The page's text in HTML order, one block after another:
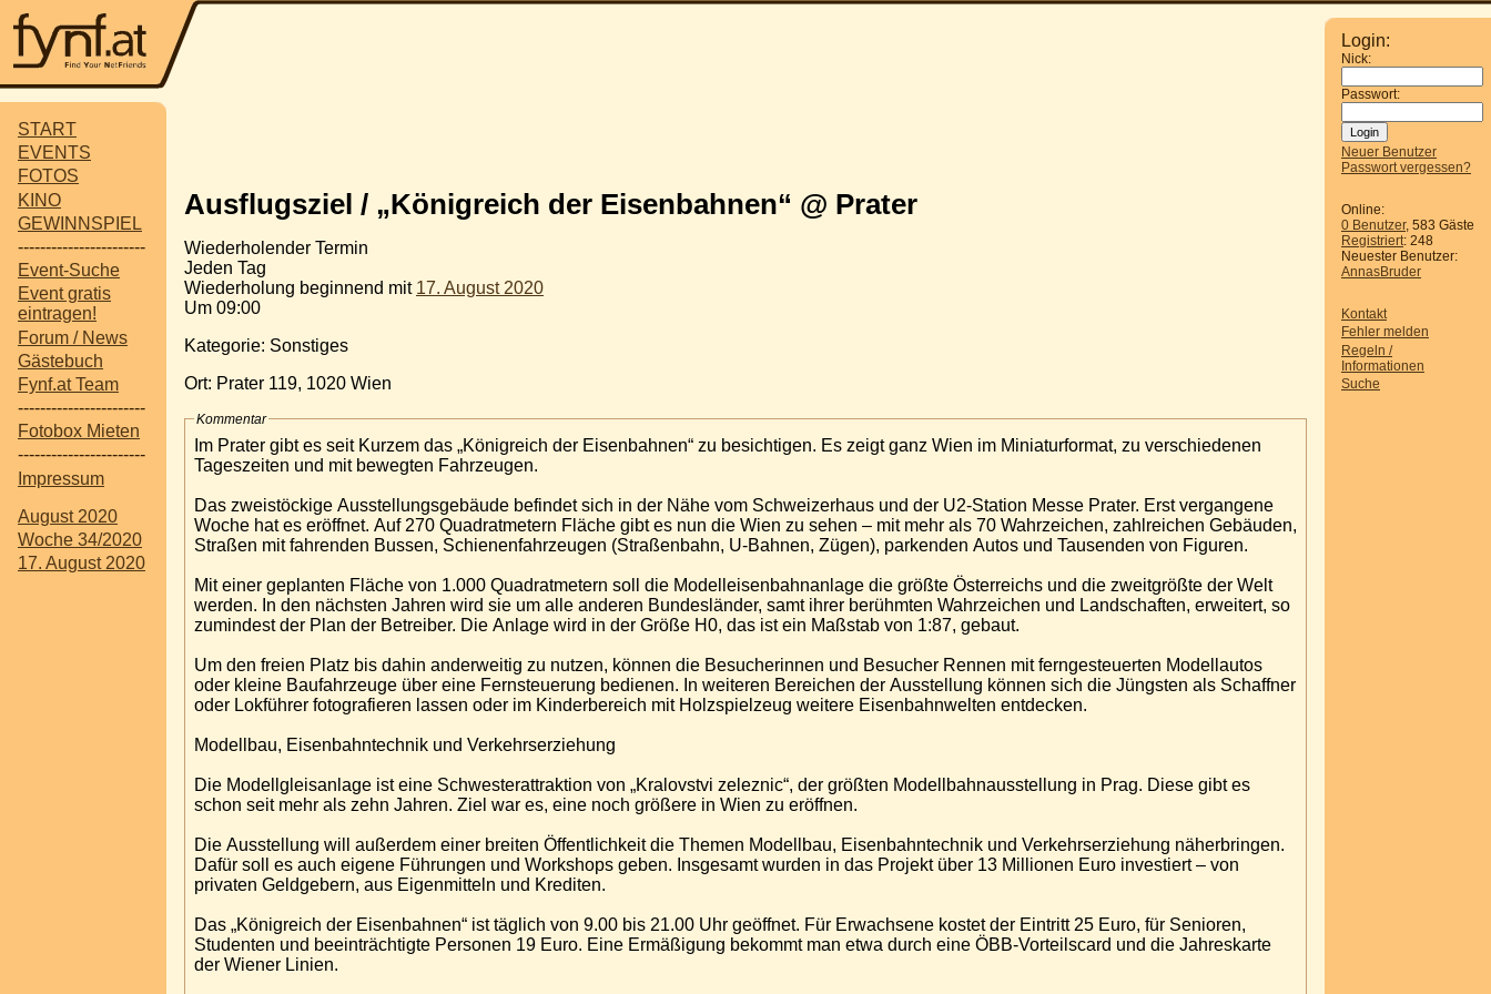
START
EVENTS
FOTOS
KINO
GEWINNSPIEL
-----------------------
Event-Suche
Event gratis
eintragen!
Forum / News
Gästebuch
Fynf.at Team
-----------------------
Fotobox Mieten
-----------------------
Impressum
August 2020
Woche 34/2020
17. August 2020
Login:
Nick:
Passwort:
Neuer Benutzer
Passwort vergessen?
Online:
0 Benutzer, 583 Gäste
Registriert: 248
Neuester Benutzer:
AnnasBruder
Kontakt
Fehler melden
Regeln /
Informationen
Suche
Ausflugsziel / „Königreich der Eisenbahnen“ @ Prater
Wiederholender Termin
Jeden Tag
Wiederholung beginnend mit 17. August 2020
Um 09:00
Kategorie: Sonstiges
Ort: Prater 119, 1020 Wien
Kommentar
Im Prater gibt es seit Kurzem das „Königreich der Eisenbahnen“ zu besichtigen. Es zeigt ganz Wien im Miniaturformat, zu verschiedenen
Tageszeiten und mit bewegten Fahrzeugen.
Das zweistöckige Ausstellungsgebäude befindet sich in der Nähe vom Schweizerhaus und der U2-Station Messe Prater. Erst vergangene
Woche hat es eröffnet. Auf 270 Quadratmetern Fläche gibt es nun die Wien zu sehen – mit mehr als 70 Wahrzeichen, zahlreichen Gebäuden,
Straßen mit fahrenden Bussen, Schienenfahrzeugen (Straßenbahn, U-Bahnen, Zügen), parkenden Autos und Tausenden von Figuren.
Mit einer geplanten Fläche von 1.000 Quadratmetern soll die Modelleisenbahnanlage die größte Österreichs und die zweitgrößte der Welt
werden. In den nächsten Jahren wird sie um alle anderen Bundesländer, samt ihrer berühmten Wahrzeichen und Landschaften, erweitert, so
zumindest der Plan der Betreiber. Die Anlage wird in der Größe H0, das ist ein Maßstab von 1:87, gebaut.
Um den freien Platz bis dahin anderweitig zu nutzen, können die Besucherinnen und Besucher Rennen mit ferngesteuerten Modellautos
oder kleine Baufahrzeuge über eine Fernsteuerung bedienen. In weiteren Bereichen der Ausstellung können sich die Jüngsten als Schaffner
oder Lokführer fotografieren lassen oder im Kinderbereich mit Holzspielzeug weitere Eisenbahnwelten entdecken.
Modellbau, Eisenbahntechnik und Verkehrserziehung
Die Modellgleisanlage ist eine Schwesterattraktion von „Kralovstvi zeleznic“, der größten Modellbahnausstellung in Prag. Diese gibt es
schon seit mehr als zehn Jahren. Ziel war es, eine noch größere in Wien zu eröffnen.
Die Ausstellung will außerdem einer breiten Öffentlichkeit die Themen Modellbau, Eisenbahntechnik und Verkehrserziehung näherbringen.
Dafür soll es auch eigene Führungen und Workshops geben. Insgesamt wurden in das Projekt über 13 Millionen Euro investiert – von
privaten Geldgebern, aus Eigenmitteln und Krediten.
Das „Königreich der Eisenbahnen“ ist täglich von 9.00 bis 21.00 Uhr geöffnet. Für Erwachsene kostet der Eintritt 25 Euro, für Senioren,
Studenten und beeinträchtigte Personen 19 Euro. Eine Ermäßigung bekommt man etwa durch eine ÖBB-Vorteilscard und die Jahreskarte
der Wiener Linien.